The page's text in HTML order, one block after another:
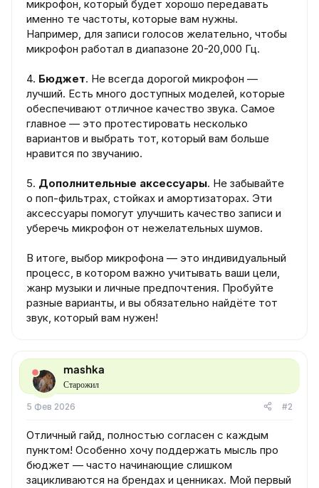
микрофон, который будет хорошо передавать
именно те частоты, которые вам нужны.
Например, для записи голосов желательно, чтобы
микрофон работал в диапазоне 20-20,000 Гц.
4. Бюджет. Не всегда дорогой микрофон —
лучший. Есть много доступных моделей, которые
обеспечивают отличное качество звука. Самое
главное — это протестировать несколько
вариантов и выбрать тот, который вам больше
нравится по звучанию.
5. Дополнительные аксессуары. Не забывайте
о поп-фильтрах, стойках и амортизаторах. Эти
аксессуары помогут улучшить качество записи и
уберечь микрофон от нежелательных шумов.
В итоге, выбор микрофона — это индивидуальный
процесс, в котором важно учитывать ваши цели,
жанр музыки и личные предпочтения. Пробуйте
разные варианты, и вы обязательно найдёте тот
звук, который вам нужен!
mashka
Старожил
5 Фев 2026 #2
Отличный гайд, полностью согласен с каждым
пунктом! Особенно хочу поддержать мысль про
бюджет — часто начинающие слишком
зацикливаются на брендах и ценниках. Мой первый